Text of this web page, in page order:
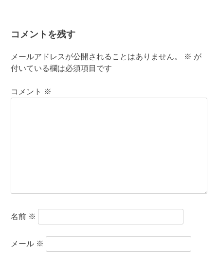
コメントを残す
メールアドレスが公開されることはありません。 ※ が
付いている欄は必須項目です
コメント ※
名前 ※
メール ※